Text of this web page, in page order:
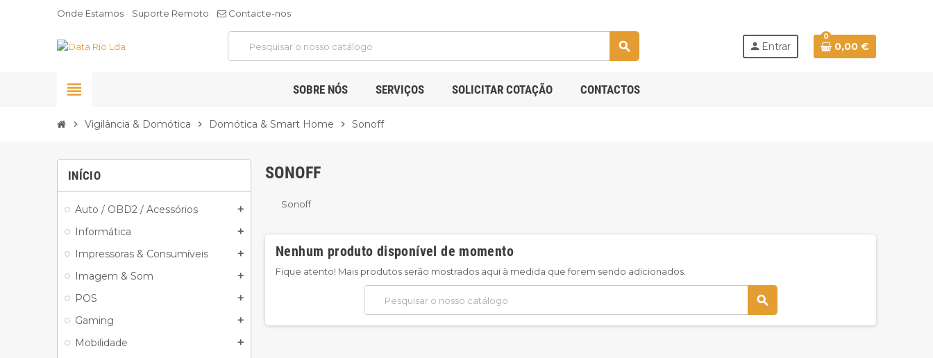
Onde Estamos Suporte Remoto Contacte-nos
search person Entrar
0
0,00 €
view_headline SOBRE NÓS SERVIÇOS SOLICITAR COTAÇÃO CONTACTOS
chevron_right Vigilância & Domótica chevron_right Domótica & Smart Home chevron_right Sonoff
INÍCIO
Auto / OBD2 / Acessórios add
Informática add
Impressoras & Consumíveis add
Imagem & Som add
POS add
Gaming add
Mobilidade add
SONOFF
Sonoff
Nenhum produto disponível de momento
Fique atento! Mais produtos serão mostrados aqui à medida que forem sendo adicionados.
search